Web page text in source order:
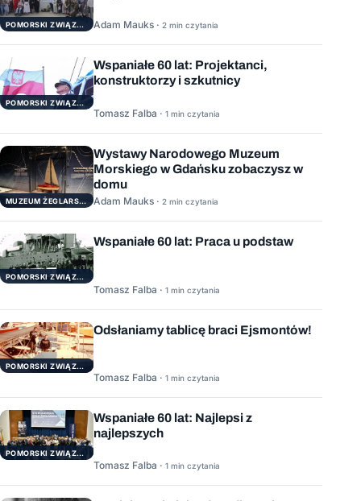
POMORSKI ZWIĄZEK ŻEGLARSKI Adam Mauks · 2 min czytania
POMORSKI ZWIĄZEK ŻEGLARSKI
Wspaniałe 60 lat: Projektanci,
konstruktorzy i szkutnicy
Tomasz Falba · 1 min czytania
MUZEUM ŻEGLARSTWA POMORSKIEGO
Wystawy Narodowego Muzeum
Morskiego w Gdańsku zobaczysz w
domu
Adam Mauks · 2 min czytania
POMORSKI ZWIĄZEK ŻEGLARSKI
Wspaniałe 60 lat: Praca u podstaw
Tomasz Falba · 1 min czytania
POMORSKI ZWIĄZEK ŻEGLARSKI
Odsłaniamy tablicę braci Ejsmontów!
Tomasz Falba · 1 min czytania
POMORSKI ZWIĄZEK ŻEGLARSKI
Wspaniałe 60 lat: Najlepsi z
najlepszych
Tomasz Falba · 1 min czytania